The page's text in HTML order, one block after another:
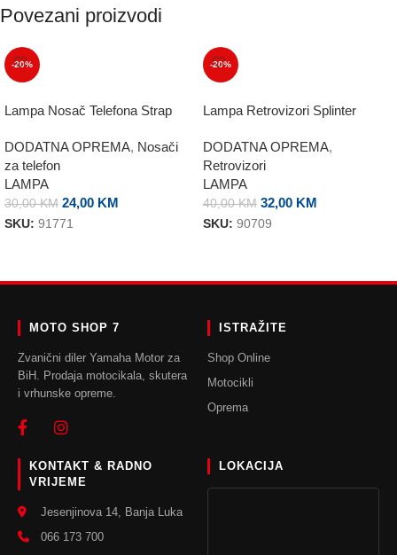
Povezani proizvodi
-20%
Lampa Nosač Telefona Strap
DODATNA OPREMA, Nosači
za telefon
LAMPA
30,00KM 24,00 KM
SKU: 91771
-20%
Lampa Retrovizori Splinter
DODATNA OPREMA,
Retrovizori
LAMPA
40,00KM 32,00 KM
SKU: 90709
MOTO SHOP 7
Zvanični diler Yamaha Motor za
BiH. Prodaja motocikala, skutera
i vrhunske opreme.
ISTRAŽITE
Shop Online
Motocikli
Oprema
KONTAKT & RADNO
VRIJEME
Jesenjinova 14, Banja Luka
066 173 700
LOKACIJA